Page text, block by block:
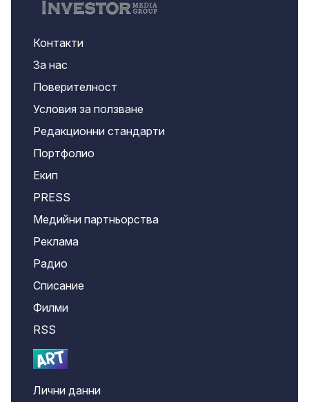
Контакти
За нас
Поверителност
Условия за ползване
Редакционни стандарти
Портфолио
Екип
PRESS
Медийни партньорства
Реклама
Радио
Списание
Филми
RSS
Лични данни